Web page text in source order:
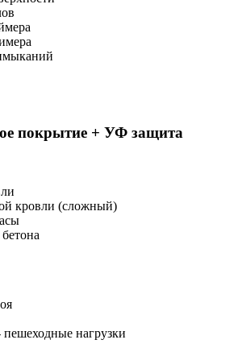
покрытие + УФ защита
кровли (сложный)
нагрузки